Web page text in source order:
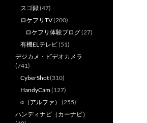
スゴ録(47)
ロケフリTV(200)
ロケフリ体験ブログ(27)
有機ELテレビ(51)
デジカメ・ビデオカメラ
(741)
CyberShot(310)
HandyCam(127)
α（アルファ） (255)
ハンディナビ（カーナビ）